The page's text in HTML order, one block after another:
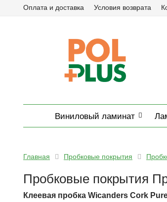
Оплата и доставка Условия возврата
Виниловый ламинат
Главная Пробковые покрытия
Пробковые покрытия
Клеевая пробка Wicanders Cork